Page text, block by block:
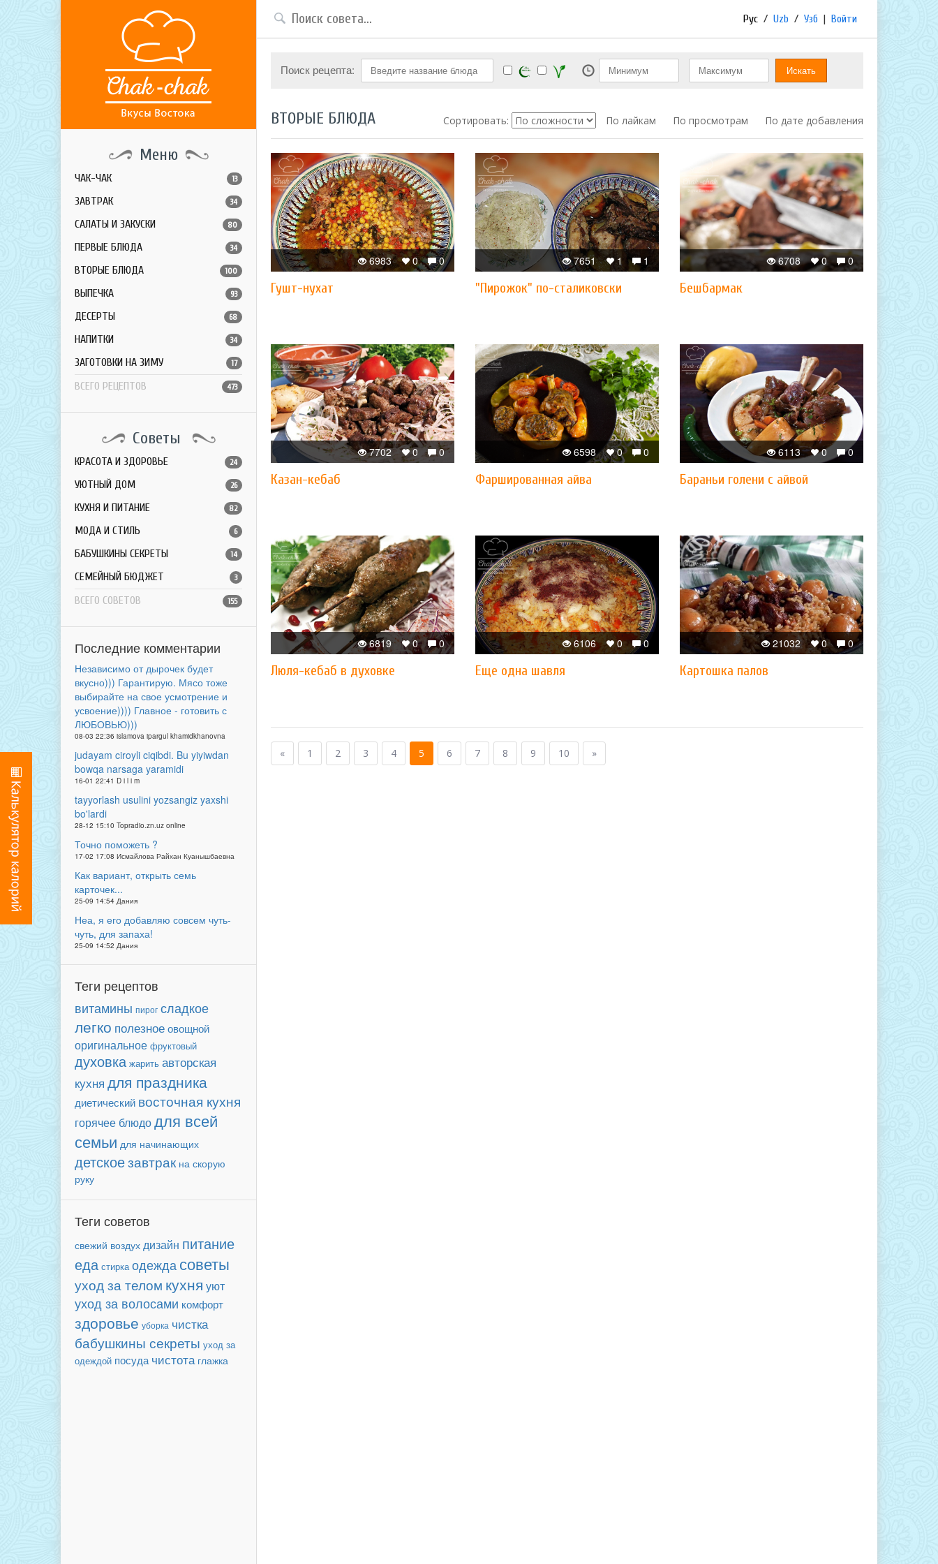
Меню
ЧАК-ЧАК 13
ЗАВТРАК 34
САЛАТЫ И ЗАКУСКИ 80
ПЕРВЫЕ БЛЮДА 34
ВТОРЫЕ БЛЮДА 100
ВЫПЕЧКА 93
ДЕСЕРТЫ 68
НАПИТКИ 34
ЗАГОТОВКИ НА ЗИМУ 17
ВСЕГО РЕЦЕПТОВ 473
Советы
КРАСОТА И ЗДОРОВЬЕ 24
УЮТНЫЙ ДОМ 26
КУХНЯ И ПИТАНИЕ 82
МОДА И СТИЛЬ 6
БАБУШКИНЫ СЕКРЕТЫ 14
СЕМЕЙНЫЙ БЮДЖЕТ 3
ВСЕГО СОВЕТОВ 155
Последние комментарии
Независимо от дырочек будет
вкусно))) Гарантирую. Мясо тоже
выбирайте на свое усмотрение и
усвоение)))) Главное - готовить с
ЛЮБОВЬЮ)))
08-03 22:36 islamova ipargul khamidkhanovna
judayam ciroyli ciqibdi. Bu yiyiwdan
bowqa narsaga yaramidi
16-01 22:41 D i l i m
tayyorlash usulini yozsangiz yaxshi
bo'lardi
28-12 15:10 Topradio.zn.uz online
Точно поможеть ?
17-02 17:08 Исмайлова Райхан Куанышбаевна
Как вариант, открыть семь
карточек...
25-09 14:54 Дания
Неа, я его добавляю совсем чуть-
чуть, для запаха!
25-09 14:52 Дания
Теги рецептов
витамины пирог сладкое
легко полезноеовощной
оригинальное фруктовый
духовка жарить авторская
кухня для праздника
диетический восточная кухня
горячее блюдодля всей
семьи для начинающих
детскоезавтрак на скорую
руку
Теги советов
свежий воздух дизайн питание
еда стирка одежда советы
уход за телом кухня уют
уход за волосами комфорт
здоровье уборка чистка
бабушкины секреты уход за
одеждой посуда чистота глажка
Рус / Uzb / Узб | Войти
Поиск рецепта:
ВТОРЫЕ БЛЮДА Сортировать: По лайкам По просмотрам По дате добавления
0
0
6983
Гушт-нухат
1
1
7651
"Пирожок" по-сталиковски
0
0
6708
Бешбармак
0
0
7702
​Казан-кебаб
0
0
6598
Фаршированная айва
0
0
6113
Бараньи голени с айвой
0
0
6819
Люля-кебаб в духовке
0
0
6106
Еще одна шавля
0
0
21032
​Картошка палов
« 1 2 3 4 5 6 7 8 9 10 »